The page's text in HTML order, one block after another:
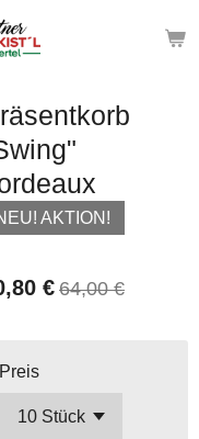
AKTION!
€ 64,00 €
Preis